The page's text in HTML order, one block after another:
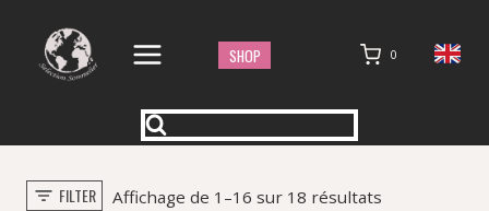
contenu
SHOP 0
FILTER Affichage de 1–16 sur 18 résultatsTrié